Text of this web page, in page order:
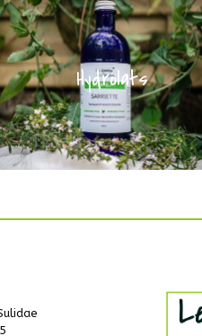
Hydrolats